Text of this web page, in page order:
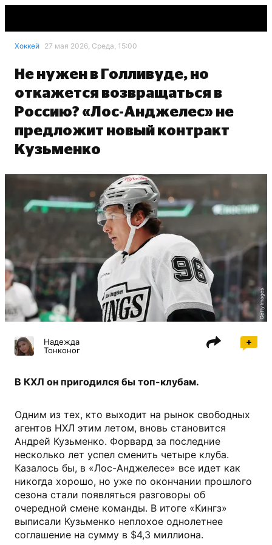
Хоккей 27 мая 2026, Среда, 15:00
Не нужен в Голливуде, но
откажется возвращаться в
Россию? «Лос-Анджелес» не
предложит новый контракт
Кузьменко
Getty Images
Надежда
Тонконог
В КХЛ он пригодился бы топ-клубам.
Одним из тех, кто выходит на рынок свободных
агентов НХЛ этим летом, вновь становится
Андрей Кузьменко. Форвард за последние
несколько лет успел сменить четыре клуба.
Казалось бы, в «Лос-Анджелесе» все идет как
никогда хорошо, но уже по окончании прошлого
сезона стали появляться разговоры об
очередной смене команды. В итоге «Кингз»
выписали Кузьменко неплохое однолетнее
соглашение на сумму в $4,3 миллиона.